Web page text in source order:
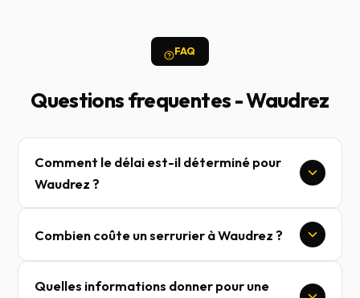
FAQ
Questions frequentes - Waudrez
Comment le délai est-il déterminé pour
Waudrez ?
Combien coûte un serrurier à Waudrez ?
Quelles informations donner pour une